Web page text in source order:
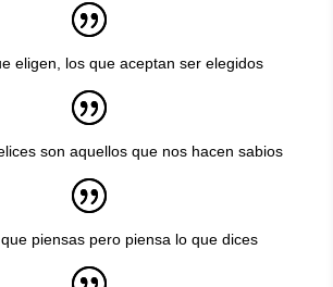
eligen, los que aceptan ser elegidos
son aquellos que nos hacen sabios
piensas pero piensa lo que dices